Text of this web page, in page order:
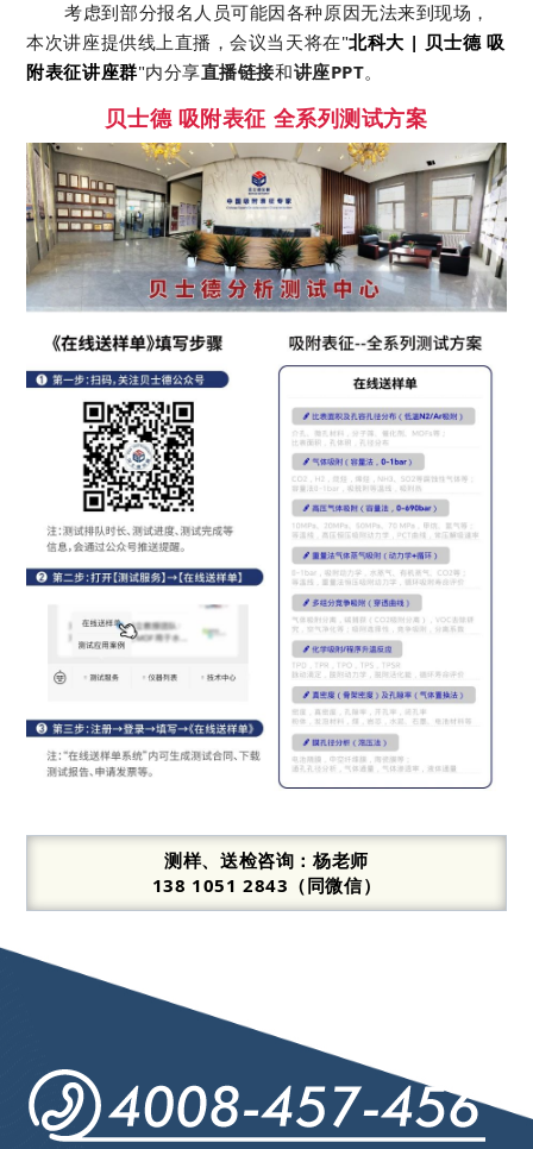
考虑到部分报名人员可能因各种原因无法来到现场，
本次讲座提供线上直播，会议当天将在"北科大 | 贝士德 吸
附表征讲座群"内分享直播链接和讲座PPT。
贝士德 吸附表征 全系列测试方案
测样、送检咨询： 杨老师
138 1051 2843（同微信）